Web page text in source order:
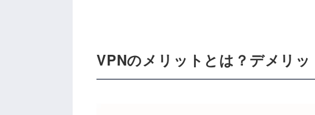
VPNのメリットとは？デメリ